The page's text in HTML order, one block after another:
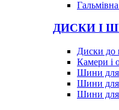
ДИСКИ І
Диски до
Камери і
Шини для
Шини для
Шини для